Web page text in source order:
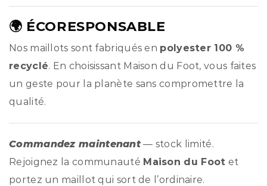
🌍 ÉCORESPONSABLE
Nos maillots sont fabriqués en polyester 100 %
recyclé. En choisissant Maison du Foot, vous faites
un geste pour la planète sans compromettre la
qualité.
Commandez maintenant — stock limité.
Rejoignez la communauté Maison du Foot et
portez un maillot qui sort de l’ordinaire.